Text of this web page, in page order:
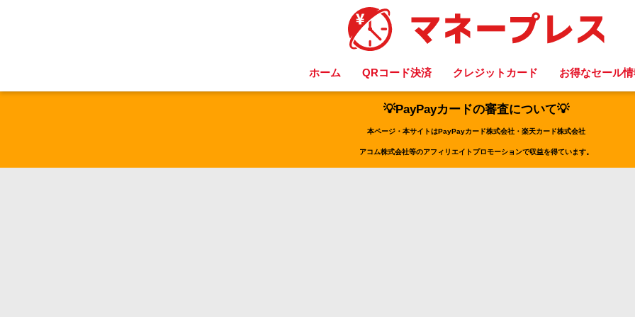
ホーム QRコード決済 クレジットカード お得なセール
💡PayPayカードの審査について💡
本ページ・本サイトはPayPayカード株式会社・楽天カード株式会社
アコム株式会社等のアフィリエイトプロモーションで収益を得ています。